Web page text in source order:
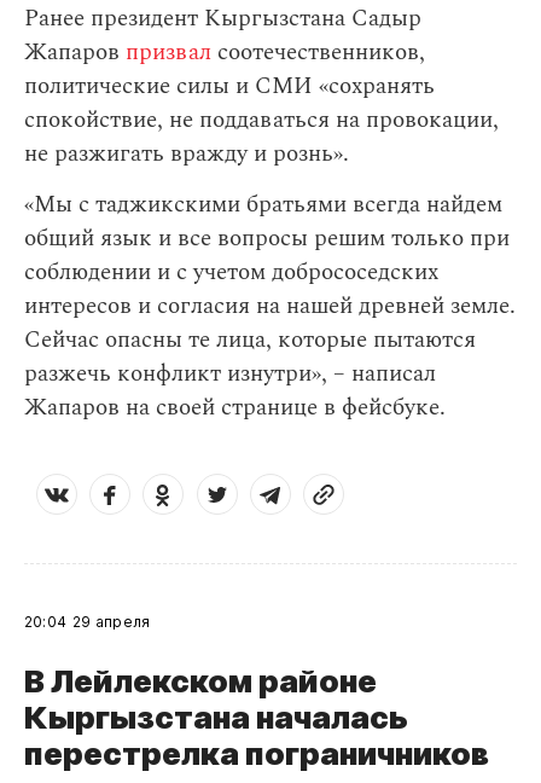
Ранее президент Кыргызстана Садыр
Жапаров призвал соотечественников,
политические силы и СМИ «сохранять
спокойствие, не поддаваться на провокации,
не разжигать вражду и рознь».
«Мы с таджикскими братьями всегда найдем
общий язык и все вопросы решим только при
соблюдении и с учетом добрососедских
интересов и согласия на нашей древней земле.
Сейчас опасны те лица, которые пытаются
разжечь конфликт изнутри», – написал
Жапаров на своей странице в фейсбуке.
20:04 29 апреля
В Лейлекском районе
Кыргызстана началась
перестрелка пограничников